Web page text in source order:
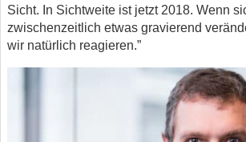
Sicht. In Sichtweite ist jetzt 2018. Wenn
zwischenzeitlich etwas gravierend
wir natürlich reagieren.”